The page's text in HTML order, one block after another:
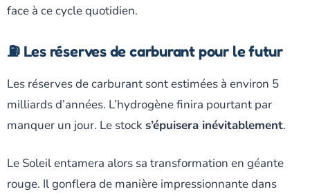
face à ce cycle quotidien.
⛽ Les réserves de carburant pour le futur
Les réserves de carburant sont estimées à environ 5
milliards d’années. L’hydrogène finira pourtant par
manquer un jour. Le stock s’épuisera inévitablement.
Le Soleil entamera alors sa transformation en géante
rouge. Il gonflera de manière impressionnante dans